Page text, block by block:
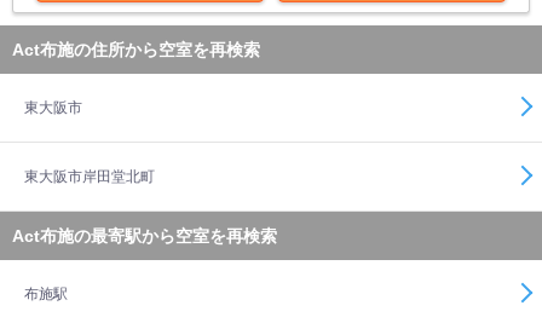
Act布施の住所から空室を再検索
東大阪市
東大阪市岸田堂北町
Act布施の最寄駅から空室を再検索
布施駅